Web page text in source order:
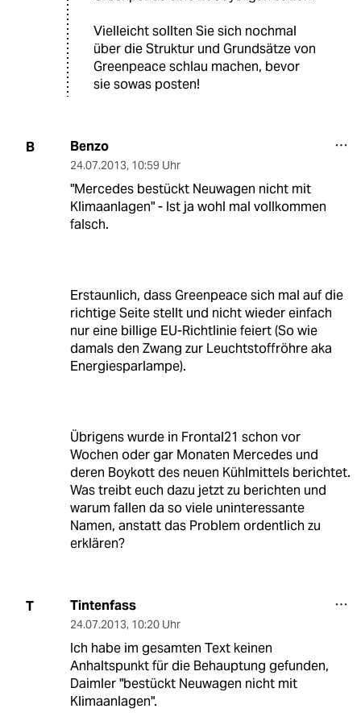
Vielleicht sollten Sie sich nochmal
über die Struktur und Grundsätze von
Greenpeace schlau machen, bevor
sie sowas posten!
B Benzo
24.07.2013, 10:59 Uhr
"Mercedes bestückt Neuwagen nicht mit
Klimaanlagen" - Ist ja wohl mal vollkommen
falsch.
Erstaunlich, dass Greenpeace sich mal auf die
richtige Seite stellt und nicht wieder einfach
nur eine billige EU-Richtlinie feiert (So wie
damals den Zwang zur Leuchtstoffröhre aka
Energiesparlampe).
Übrigens wurde in Frontal21 schon vor
Wochen oder gar Monaten Mercedes und
deren Boykott des neuen Kühlmittels berichtet.
Was treibt euch dazu jetzt zu berichten und
warum fallen da so viele uninteressante
Namen, anstatt das Problem ordentlich zu
erklären?
T Tintenfass
24.07.2013, 10:20 Uhr
Ich habe im gesamten Text keinen
Anhaltspunkt für die Behauptung gefunden,
Daimler "bestückt Neuwagen nicht mit
Klimaanlagen".